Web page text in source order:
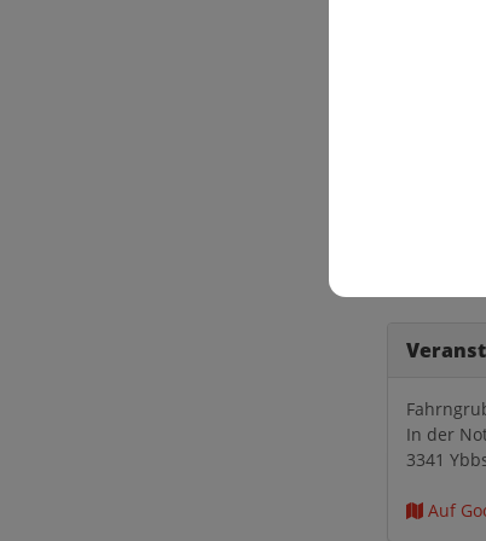
Dabei
schauen,
TIPP: an
In der
3341
Auf